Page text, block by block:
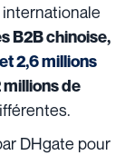
B2B chinoise,
2,6 millions
millions de
DHgate pour